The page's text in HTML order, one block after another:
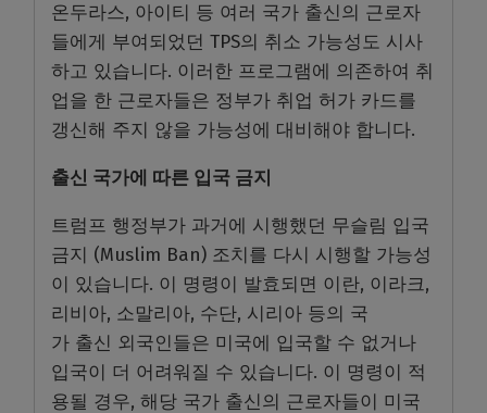
온두라스, 아이티 등 여러 국가 출신의 근로자
들에게 부여되었던 TPS의 취소 가능성도 시사
하고 있습니다. 이러한 프로그램에 의존하여 취
업을 한 근로자들은 정부가 취업 허가 카드를
갱신해 주지 않을 가능성에 대비해야 합니다.
출신 국가에 따른 입국 금지
트럼프 행정부가 과거에 시행했던 무슬림 입국
금지 (Muslim Ban) 조치를 다시 시행할 가능성
이 있습니다. 이 명령이 발효되면 이란, 이라크,
리비아, 소말리아, 수단, 시리아 등의 국
가 출신 외국인들은 미국에 입국할 수 없거나
입국이 더 어려워질 수 있습니다. 이 명령이 적
용될 경우, 해당 국가 출신의 근로자들이 미국